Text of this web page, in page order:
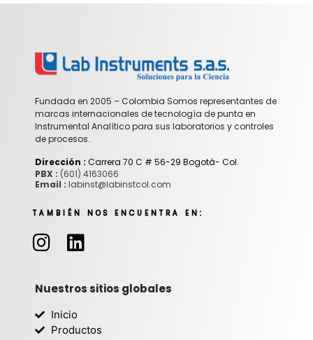
Fundada en 2005 – Colombia Somos representantes de
marcas internacionales de tecnología de punta en
Instrumental Analítico para sus laboratorios y controles
de procesos.
Dirección : Carrera 70 C # 56-29 Bogotá- Col.
PBX : (601) 4163066
Email : labinst@labinstcol.com
TAMBIÉN NOS ENCUENTRA EN:
I
n
t
a
g
L
i
k
e
d
Nuestros sitios globales
Inicio
Productos